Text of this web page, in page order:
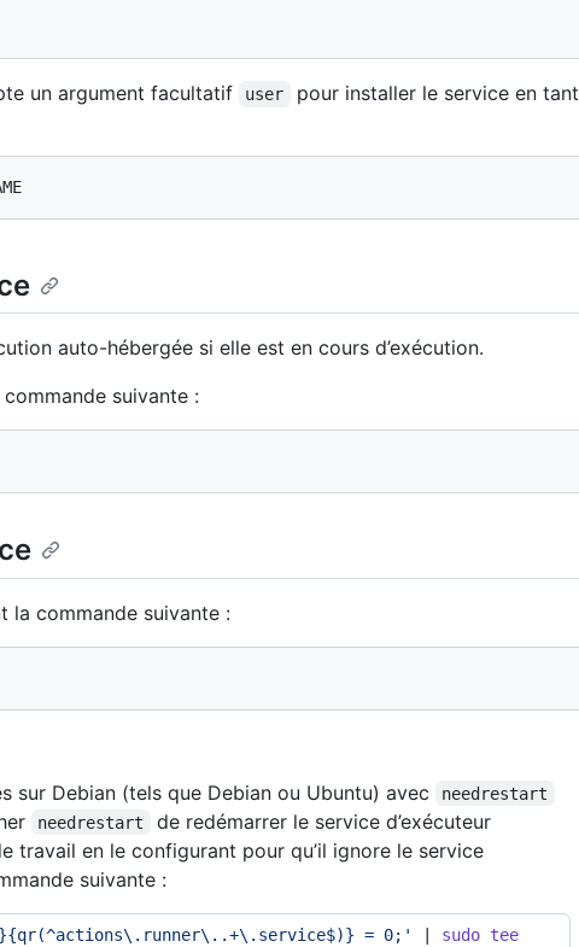
un argument facultatif user
pour installer le service en tant
auto-hébergée si elle est en cours d’exécution.
suivante :
la commande suivante :
sur Debian (tels que Debian ou Ubuntu) avec
needrestart
needrestart
de redémarrer le service d’exécuteur
travail en le configurant pour qu’il ignore le service
suivante :
= 0;' | sudo tee